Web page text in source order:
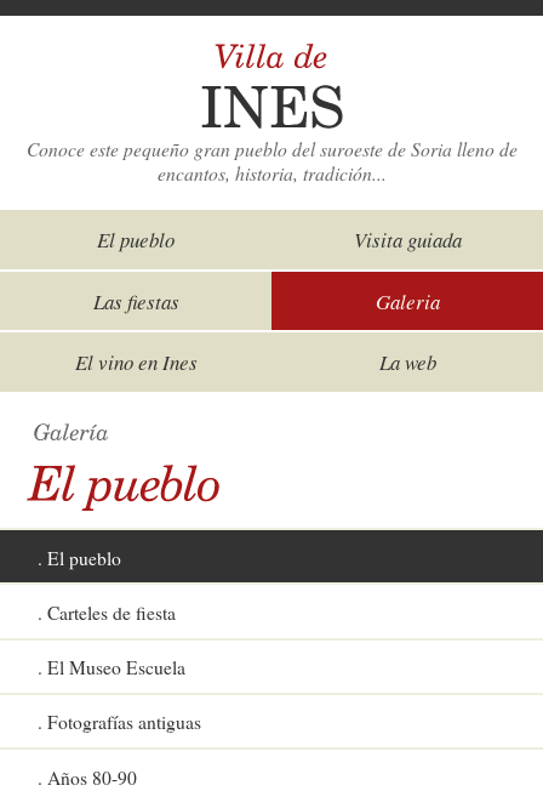
Conoce este pequeño gran pueblo del suroeste de Soria lleno de
encantos, historia, tradición...
El pueblo Visita guiada
Las fiestas Galeria
El vino en Ines La web
El pueblo
Carteles de fiesta
El Museo Escuela
Fotografías antiguas
Años 80-90